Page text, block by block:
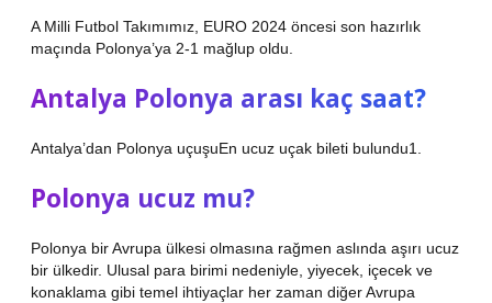
A Milli Futbol Takımımız, EURO 2024 öncesi son hazırlık
maçında Polonya’ya 2-1 mağlup oldu.
Antalya Polonya arası kaç saat?
Antalya’dan Polonya uçuşuEn ucuz uçak bileti bulundu1.
Polonya ucuz mu?
Polonya bir Avrupa ülkesi olmasına rağmen aslında aşırı ucuz
bir ülkedir. Ulusal para birimi nedeniyle, yiyecek, içecek ve
konaklama gibi temel ihtiyaçlar her zaman diğer Avrupa